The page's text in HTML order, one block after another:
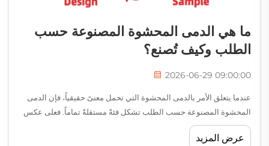
ما هي الدمى المحشوة المصنوعة حسب
الطلب وكيف تُصنع؟
2026-06-29 09:00:00
عندما يتعلق الأمر بالدمى المحشوة التي تحمل معنىً حقيقياً، فإن الدمى
المحشوة المصنوعة حسب الطلب تشكل فئةً مستقلةً تماماً. فعلى عكس
الدمى المنتجة بكميات كبيرة والتي تخرج من خط التصنيع بمئات الآلاف،
فإن هذه الدمى تُصمَّم خصيصاً وفق رؤية محددة...
عرض المزيد